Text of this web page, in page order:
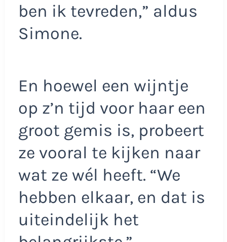
ben ik tevreden,” aldus
Simone.
En hoewel een wijntje
op z’n tijd voor haar een
groot gemis is, probeert
ze vooral te kijken naar
wat ze wél heeft. “We
hebben elkaar, en dat is
uiteindelijk het